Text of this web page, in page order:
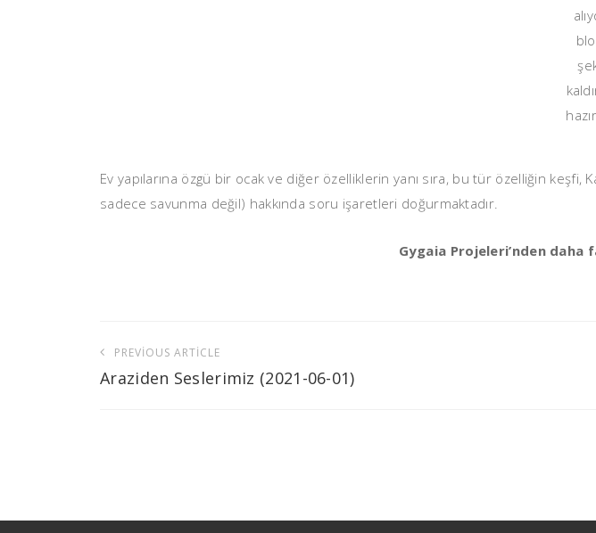
Ev yapılarına özgü bir ocak ve diğer özelliklerin yanı sıra, bu tür özelliğin keşfi,
sadece savunma değil) hakkında soru işaretleri doğurmaktadır.
Gygaia Projeleri’nden daha
Yazı
gezinmesi
PREVIOUS ARTICLE
Araziden Seslerimiz (2021-06-01)